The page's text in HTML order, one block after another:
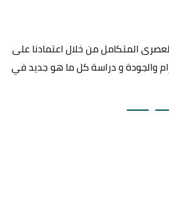
المتكامل من خلال اعتمادنا على
والجودة و دراسة كل ما هو جديد في